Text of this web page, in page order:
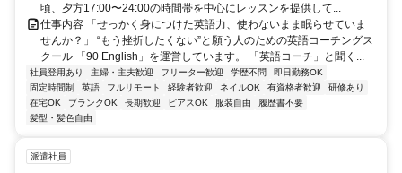
頃、夕方17:00〜24:00の時間帯を中心にレッスンを提供して...
仕事内容 「せっかく身につけた英語力、使わないまま眠らせていま
せんか？」 “もう挫折したくない”と願う人のための英語コーチングス
クール 「90 English」を運営しています。 「英語コーチ」と聞く...
社員登用あり 主婦・主夫歓迎 フリーター歓迎 学歴不問
即日勤務OK
固定時間制
英語 フルリモート 経験者歓迎 ネイルOK 有資格者歓迎
研修あり
在宅OK
ブランクOK 長期歓迎 ピアスOK 服装自由
履歴書不要
髪型・髪色自由
派遣社員